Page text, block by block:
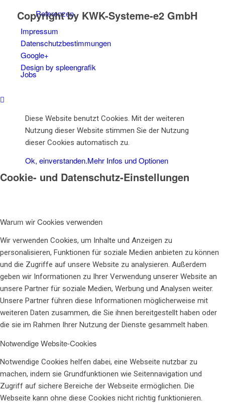
Referenzen
Jobs
Kontakt
Copyright by KWK-Systeme-e2 GmbH
Impressum
Datenschutzbestimmungen
Google+
Design by spleengrafik
Diese Website benutzt Cookies. Mit der weiteren
Nutzung dieser Website stimmen Sie der Nutzung
dieser Cookies automatisch zu.
Ok, einverstanden.Mehr Infos und Optionen
Cookie- und Datenschutz-Einstellungen
Warum wir Cookies verwenden
Wir verwenden Cookies, um Inhalte und Anzeigen zu
personalisieren, Funktionen für soziale Medien anbieten zu können
und die Zugriffe auf unsere Website zu analysieren. Außerdem
geben wir Informationen zu Ihrer Verwendung unserer Website an
unsere Partner für soziale Medien, Werbung und Analysen weiter.
Unsere Partner führen diese Informationen möglicherweise mit
weiteren Daten zusammen, die Sie ihnen bereitgestellt haben oder
die sie im Rahmen Ihrer Nutzung der Dienste gesammelt haben.
Notwendige Website-Cookies
Notwendige Cookies helfen dabei, eine Webseite nutzbar zu
machen, indem sie Grundfunktionen wie Seitennavigation und
Zugriff auf sichere Bereiche der Webseite ermöglichen. Die
Webseite kann ohne diese Cookies nicht richtig funktionieren.